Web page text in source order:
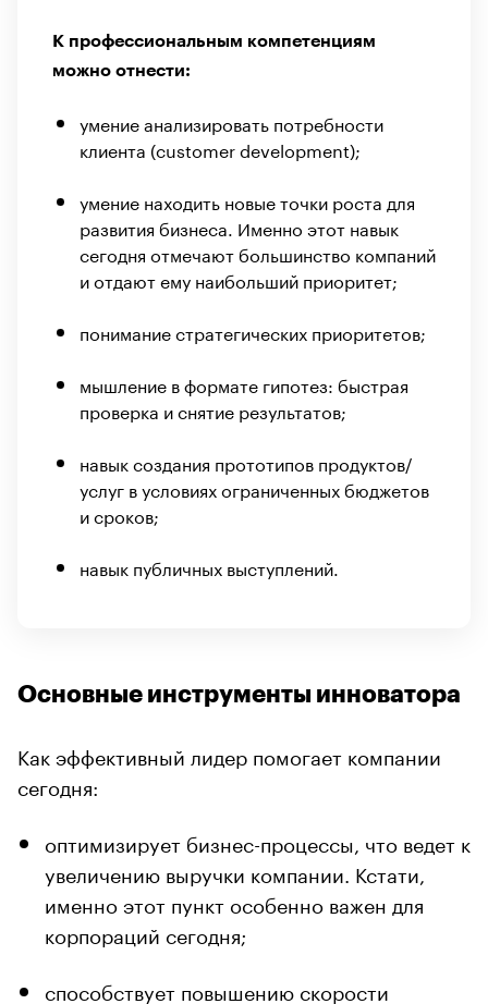
К профессиональным компетенциям
можно отнести:
умение анализировать потребности
клиента (customer development);
умение находить новые точки роста для
развития бизнеса. Именно этот навык
сегодня отмечают большинство компаний
и отдают ему наибольший приоритет;
понимание стратегических приоритетов;
мышление в формате гипотез: быстрая
проверка и снятие результатов;
навык создания прототипов продуктов/
услуг в условиях ограниченных бюджетов
и сроков;
навык публичных выступлений.
Основные инструменты инноватора
Как эффективный лидер помогает компании
сегодня:
оптимизирует бизнес-процессы, что ведет к
увеличению выручки компании. Кстати,
именно этот пункт особенно важен для
корпораций сегодня;
способствует повышению скорости